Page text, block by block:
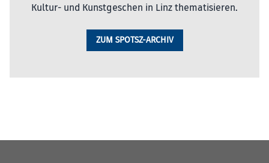
Kultur- und Kunstgeschen in Linz thematisieren.
ZUM SPOTSZ-ARCHIV